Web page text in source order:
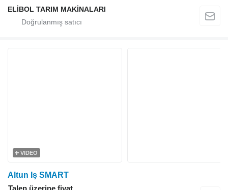
ELİBOL TARIM MAKİNALARI
VIDEO
Altun Iş SMART
Talep üzerine fiyat